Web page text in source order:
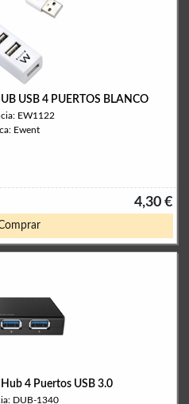
USB 4 PUERTOS BLANCO
EW1122
Ewent
4,30 €
4 Puertos USB 3.0
DUB-1340